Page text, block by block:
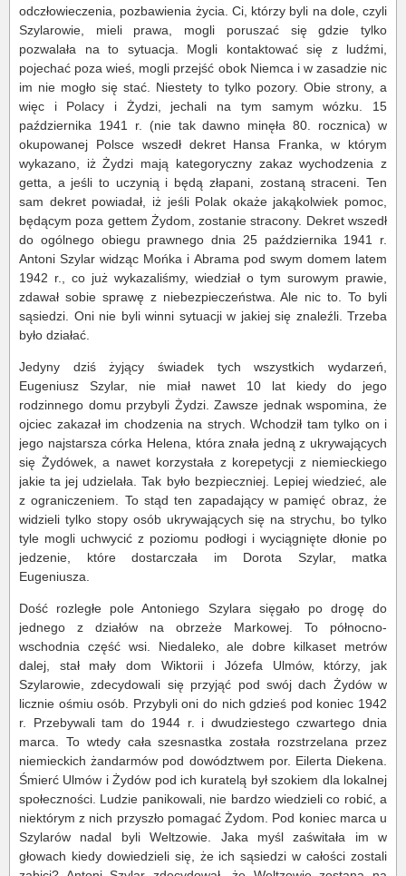
odczłowieczenia, pozbawienia życia. Ci, którzy byli na dole, czyli
Szylarowie, mieli prawa, mogli poruszać się gdzie tylko
pozwalała na to sytuacja. Mogli kontaktować się z ludźmi,
pojechać poza wieś, mogli przejść obok Niemca i w zasadzie nic
im nie mogło się stać. Niestety to tylko pozory. Obie strony, a
więc i Polacy i Żydzi, jechali na tym samym wózku. 15
października 1941 r. (nie tak dawno minęła 80. rocznica) w
okupowanej Polsce wszedł dekret Hansa Franka, w którym
wykazano, iż Żydzi mają kategoryczny zakaz wychodzenia z
getta, a jeśli to uczynią i będą złapani, zostaną straceni. Ten
sam dekret powiadał, iż jeśli Polak okaże jakąkolwiek pomoc,
będącym poza gettem Żydom, zostanie stracony. Dekret wszedł
do ogólnego obiegu prawnego dnia 25 października 1941 r.
Antoni Szylar widząc Mońka i Abrama pod swym domem latem
1942 r., co już wykazaliśmy, wiedział o tym surowym prawie,
zdawał sobie sprawę z niebezpieczeństwa. Ale nic to. To byli
sąsiedzi. Oni nie byli winni sytuacji w jakiej się znaleźli. Trzeba
było działać.
Jedyny dziś żyjący świadek tych wszystkich wydarzeń,
Eugeniusz Szylar, nie miał nawet 10 lat kiedy do jego
rodzinnego domu przybyli Żydzi. Zawsze jednak wspomina, że
ojciec zakazał im chodzenia na strych. Wchodził tam tylko on i
jego najstarsza córka Helena, która znała jedną z ukrywających
się Żydówek, a nawet korzystała z korepetycji z niemieckiego
jakie ta jej udzielała. Tak było bezpieczniej. Lepiej wiedzieć, ale
z ograniczeniem. To stąd ten zapadający w pamięć obraz, że
widzieli tylko stopy osób ukrywających się na strychu, bo tylko
tyle mogli uchwycić z poziomu podłogi i wyciągnięte dłonie po
jedzenie, które dostarczała im Dorota Szylar, matka
Eugeniusza.
Dość rozległe pole Antoniego Szylara sięgało po drogę do
jednego z działów na obrzeże Markowej. To północno-
wschodnia część wsi. Niedaleko, ale dobre kilkaset metrów
dalej, stał mały dom Wiktorii i Józefa Ulmów, którzy, jak
Szylarowie, zdecydowali się przyjąć pod swój dach Żydów w
licznie ośmiu osób. Przybyli oni do nich gdzieś pod koniec 1942
r. Przebywali tam do 1944 r. i dwudziestego czwartego dnia
marca. To wtedy cała szesnastka została rozstrzelana przez
niemieckich żandarmów pod dowództwem por. Eilerta Diekena.
Śmierć Ulmów i Żydów pod ich kuratelą był szokiem dla lokalnej
społeczności. Ludzie panikowali, nie bardzo wiedzieli co robić, a
niektórym z nich przyszło pomagać Żydom. Pod koniec marca u
Szylarów nadal byli Weltzowie. Jaka myśl zaświtała im w
głowach kiedy dowiedzieli się, że ich sąsiedzi w całości zostali